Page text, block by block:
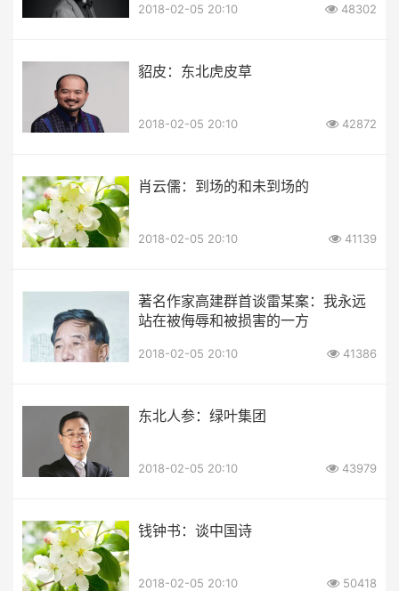
2018-02-05 20:10 48302
貂皮：东北虎皮草
2018-02-05 20:10 42872
肖云儒：到场的和未到场的
2018-02-05 20:10 41139
著名作家高建群首谈雷某案：我永远
站在被侮辱和被损害的一方
2018-02-05 20:10 41386
东北人参：绿叶集团
2018-02-05 20:10 43979
钱钟书：谈中国诗
2018-02-05 20:10 50418